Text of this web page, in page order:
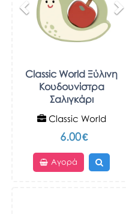
Classic World Ξύλινη
Κουδουνίστρα
Σαλιγκάρι
Classic World
6.00€
Αγορά